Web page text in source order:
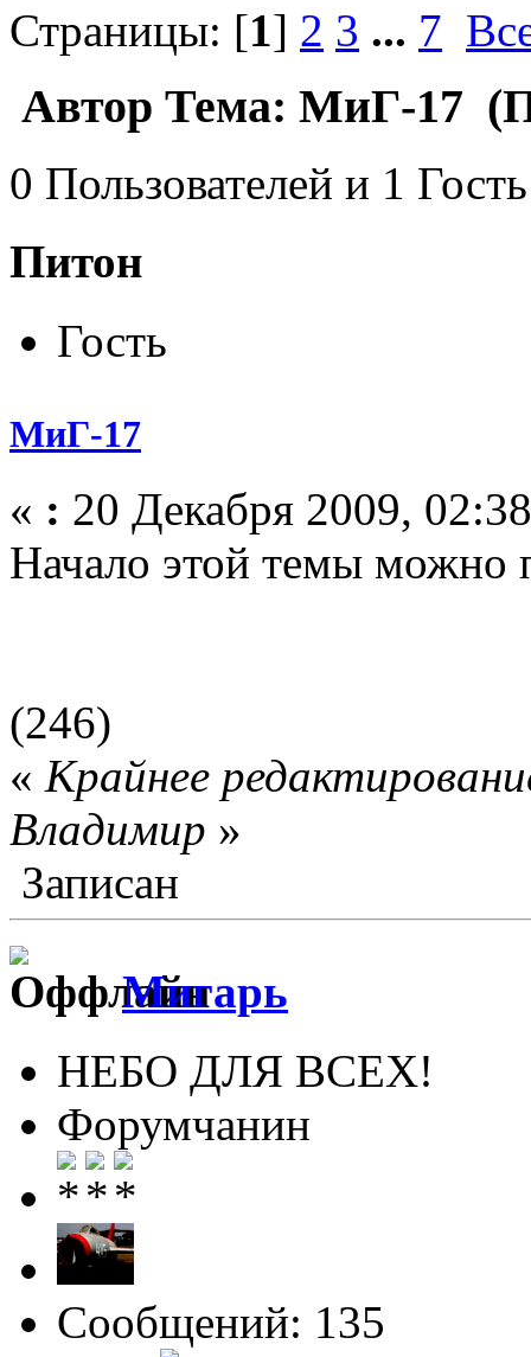
Страницы: [1] 2 3 ... 7
Автор Тема: МиГ-17
0 Пользователей и 1
Питон
Гость
МиГ-17
« : 20 Декабря 2009,
Начало этой темы можно
(246)
« Крайнее
Влaдимир »
Записан
Мигарь
НЕБО ДЛЯ ВСЕХ!
Форумчанин
Сообщений: 135